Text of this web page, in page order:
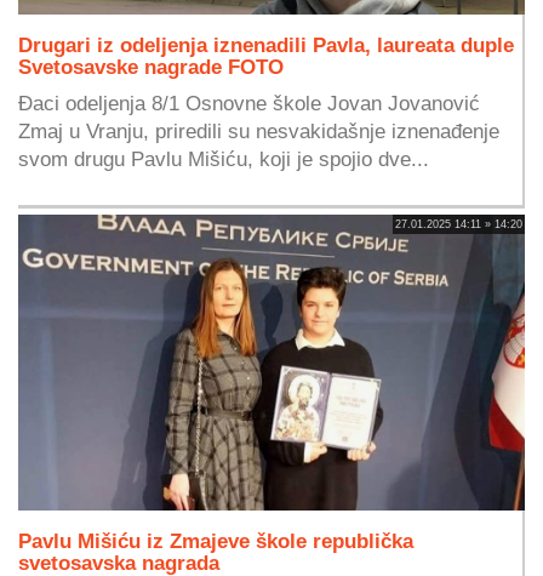
Drugari iz odeljenja iznenadili Pavla, laureata duple
Svetosavske nagrade FOTO
Đaci odeljenja 8/1 Osnovne škole Jovan Jovanović
Zmaj u Vranju, priredili su nesvakidašnje iznenađenje
svom drugu Pavlu Mišiću, koji je spojio dve...
27.01.2025 14:11 » 14:20
Pavlu Mišiću iz Zmajeve škole republička
svetosavska nagrada